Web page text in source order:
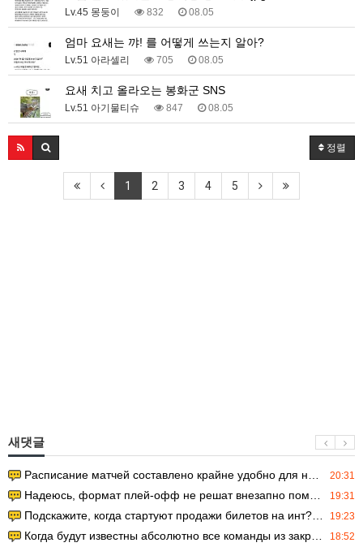
Lv.45 몽둥이 832 08.05
엄마 요새는 꺄! 를 어떻게 쓰는지 알아?
Lv.51 아라셀리 705 08.05
요새 치고 올라오는 봉화군 SNS
Lv.51 아기물티슈 847 08.05
정렬
1 2 3 4 5
새댓글
20:31
Расписание матчей составлено крайне удобно для нашего часово…
19:31
Надеюсь, формат плей-офф не решат внезапно поменять. https:/…
19:23
Подскажите, когда стартуют продажи билетов на инт? https://g…
18:52
Когда будут известны абсолютно все команды из закрытых квали…